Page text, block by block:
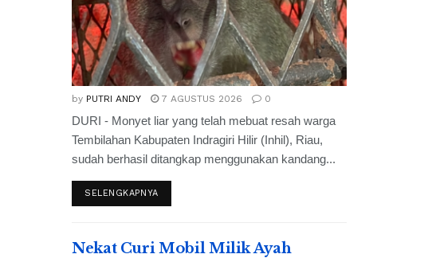
by PUTRI ANDY 7 AGUSTUS 2026 0
DURI - Monyet liar yang telah mebuat resah warga
Tembilahan Kabupaten Indragiri Hilir (Inhil), Riau,
sudah berhasil ditangkap menggunakan kandang...
SELENGKAPNYA
Nekat Curi Mobil Milik Ayah